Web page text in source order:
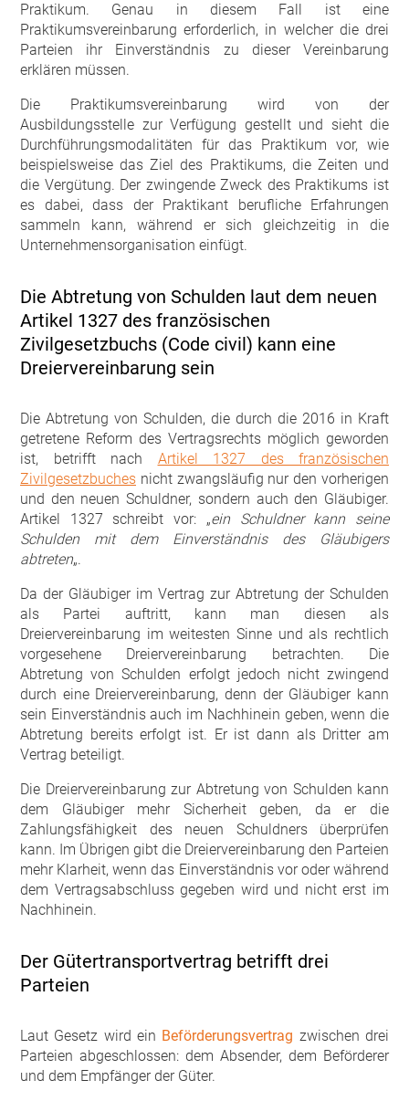
Praktikum. Genau in diesem Fall ist eine
Praktikumsvereinbarung erforderlich, in welcher die drei
Parteien ihr Einverständnis zu dieser Vereinbarung
erklären müssen.
Die Praktikumsvereinbarung wird von der
Ausbildungsstelle zur Verfügung gestellt und sieht die
Durchführungsmodalitäten für das Praktikum vor, wie
beispielsweise das Ziel des Praktikums, die Zeiten und
die Vergütung. Der zwingende Zweck des Praktikums ist
es dabei, dass der Praktikant berufliche Erfahrungen
sammeln kann, während er sich gleichzeitig in die
Unternehmensorganisation einfügt.
Die Abtretung von Schulden laut dem neuen
Artikel 1327 des französischen
Zivilgesetzbuchs (Code civil) kann eine
Dreiervereinbarung sein
Die Abtretung von Schulden, die durch die 2016 in Kraft
getretene Reform des Vertragsrechts möglich geworden
ist, betrifft nach Artikel 1327 des französischen
Zivilgesetzbuches nicht zwangsläufig nur den vorherigen
und den neuen Schuldner, sondern auch den Gläubiger.
Artikel 1327 schreibt vor: „ein Schuldner kann seine
Schulden mit dem Einverständnis des Gläubigers
abtreten„.
Da der Gläubiger im Vertrag zur Abtretung der Schulden
als Partei auftritt, kann man diesen als
Dreiervereinbarung im weitesten Sinne und als rechtlich
vorgesehene Dreiervereinbarung betrachten. Die
Abtretung von Schulden erfolgt jedoch nicht zwingend
durch eine Dreiervereinbarung, denn der Gläubiger kann
sein Einverständnis auch im Nachhinein geben, wenn die
Abtretung bereits erfolgt ist. Er ist dann als Dritter am
Vertrag beteiligt.
Die Dreiervereinbarung zur Abtretung von Schulden kann
dem Gläubiger mehr Sicherheit geben, da er die
Zahlungsfähigkeit des neuen Schuldners überprüfen
kann. Im Übrigen gibt die Dreiervereinbarung den Parteien
mehr Klarheit, wenn das Einverständnis vor oder während
dem Vertragsabschluss gegeben wird und nicht erst im
Nachhinein.
Der Gütertransportvertrag betrifft drei
Parteien
Laut Gesetz wird ein Beförderungsvertrag zwischen drei
Parteien abgeschlossen: dem Absender, dem Beförderer
und dem Empfänger der Güter.